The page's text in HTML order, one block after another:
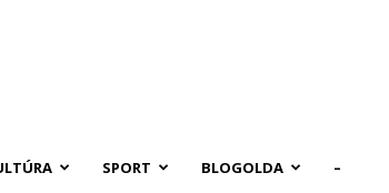
SPORT BLOGOLDA –